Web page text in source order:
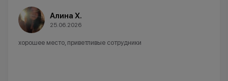
Алина Х.
25.06.2026
хорошее место, приветливые сотрудники